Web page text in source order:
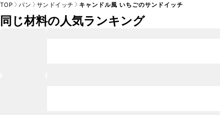
TOP パン サンドイッチ キャンドル風 いちごのサンドイッチ
同じ材料の人気ランキング